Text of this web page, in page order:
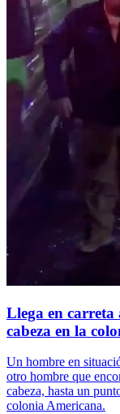
Llega en carreta
cabeza en la
Un hombre en
otro hombre que
cabeza, hasta un
colonia Americana.